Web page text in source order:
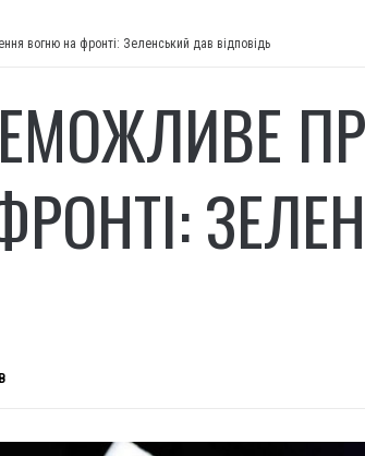
вогню на фронті: Зеленський дав відповідь